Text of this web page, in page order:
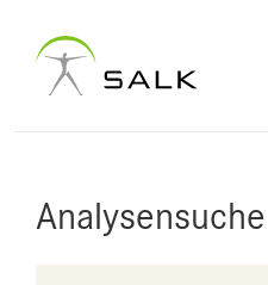
Analysensuche